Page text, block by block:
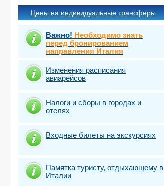
Цены на индивидуальные трансферы
Важно! Необходимо знать
перед бронированием
направления Италия
Изменения расписания
авиарейсов
Налоги и сборы в городах и
отелях
Входные билеты на экскурсиях
Памятка туристу, отдыхающему в
Италии